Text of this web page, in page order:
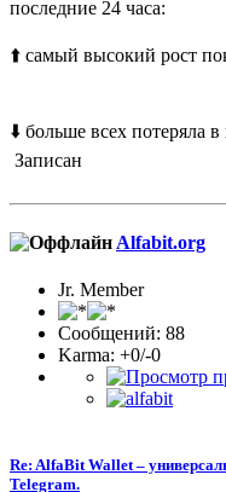
последние 24
⬆️ самый высокий рост
⬇️ больше всех потеряла
Записан
Alfabit.org
Jr. Member
Сообщений: 88
Karma: +0/-0
Re: AlfaBit Wallet –
Telegram.